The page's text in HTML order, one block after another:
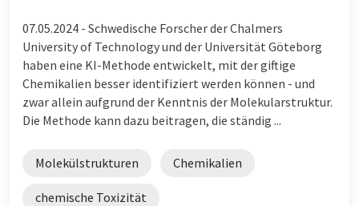
07.05.2024 - Schwedische Forscher der Chalmers
University of Technology und der Universität Göteborg
haben eine KI-Methode entwickelt, mit der giftige
Chemikalien besser identifiziert werden können - und
zwar allein aufgrund der Kenntnis der Molekularstruktur.
Die Methode kann dazu beitragen, die ständig ...
Molekülstrukturen Chemikalien
chemische Toxizität